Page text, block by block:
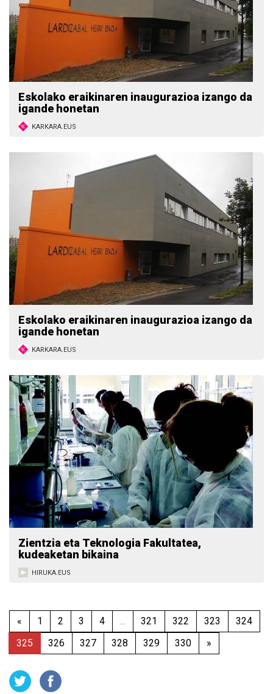
Eskolako eraikinaren inaugurazioa izango da
igande honetan
KARKARA.EUS
Eskolako eraikinaren inaugurazioa izango da
igande honetan
KARKARA.EUS
Zientzia eta Teknologia Fakultatea,
kudeaketan bikaina
HIRUKA.EUS
« 1 2 3 4 ... 321 322 323
324
325
326 327 328 329 330 »